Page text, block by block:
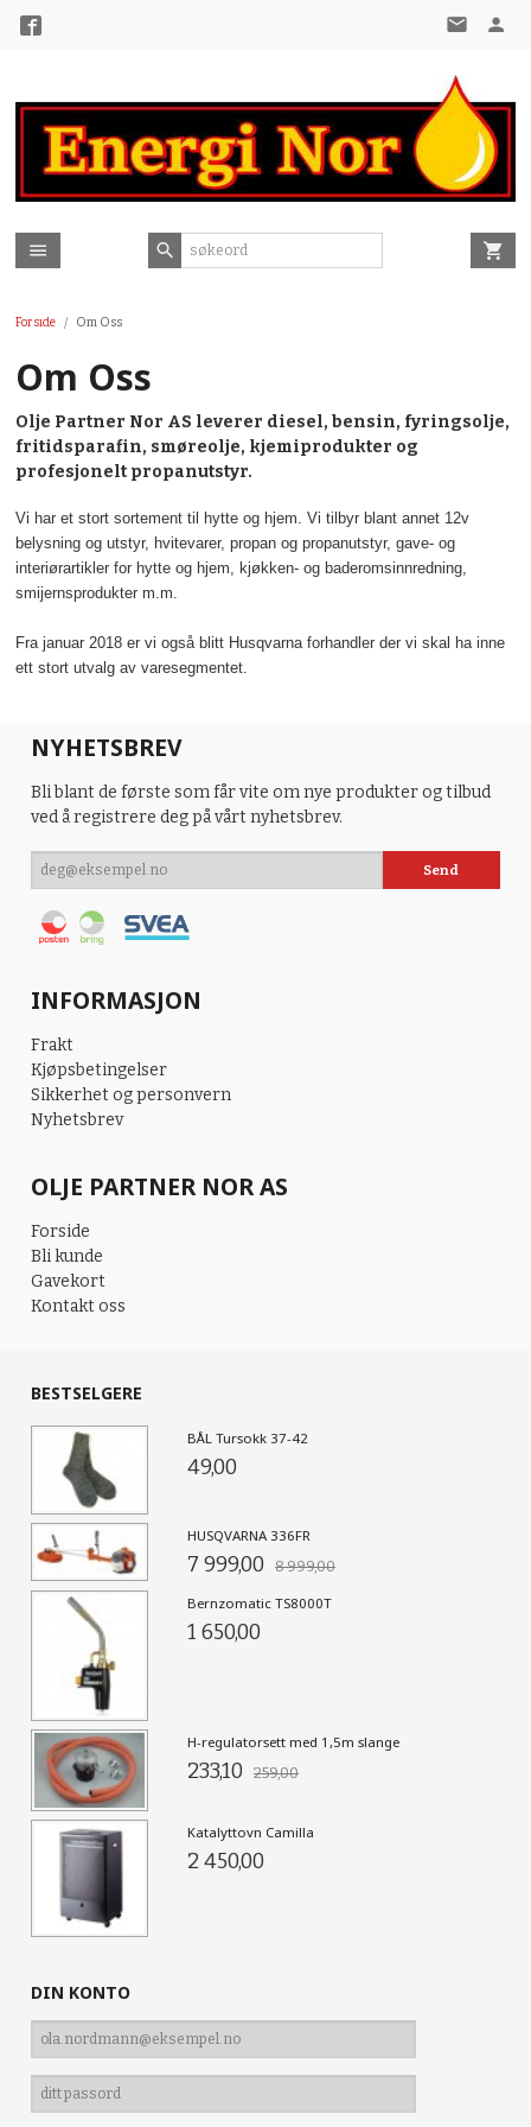
Forside Om Oss
Om Oss
Olje Partner Nor AS leverer diesel, bensin, fyringsolje,
fritidsparafin, smøreolje, kjemiprodukter og
profesjonelt propanutstyr.
Vi har et stort sortement til hytte og hjem. Vi tilbyr blant annet 12v
belysning og utstyr, hvitevarer, propan og propanutstyr, gave- og
interiørartikler for hytte og hjem, kjøkken- og baderomsinnredning,
smijernsprodukter m.m.
Fra januar 2018 er vi også blitt Husqvarna forhandler der vi skal ha inne
ett stort utvalg av varesegmentet.
NYHETSBREV
Bli blant de første som får vite om nye produkter og tilbud
ved å registrere deg på vårt nyhetsbrev.
INFORMASJON
Frakt
Kjøpsbetingelser
Sikkerhet og personvern
Nyhetsbrev
OLJE PARTNER NOR AS
Forside
Bli kunde
Gavekort
Kontakt oss
BESTSELGERE
BÅL Tursokk 37-42
49,00
HUSQVARNA 336FR
7 999,00 8 999,00
Bernzomatic TS8000T
1 650,00
H-regulatorsett med 1,5m slange
233,10 259,00
Katalyttovn Camilla
2 450,00
DIN KONTO